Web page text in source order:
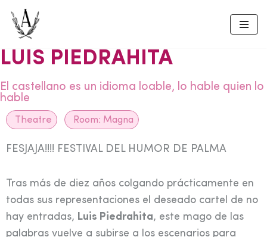
Skip
to
content
LUIS PIEDRAHITA
El castellano es un idioma loable, lo hable quien lo
hable
Theatre Room: Magna
FESJAJA!!!! FESTIVAL DEL HUMOR DE PALMA
Tras más de diez años colgando prácticamente en
todas sus representaciones el deseado cartel de no
hay entradas, Luis Piedrahita, este mago de las
palabras vuelve a subirse a los escenarios para